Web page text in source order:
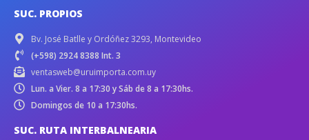
SUC. PROPIOS
Bv. José Batlle y Ordóñez 3293, Montevideo
(+598) 2924 8388 Int. 3
ventasweb@uruimporta.com.uy
Lun. a Vier. 8 a 17:30 y Sáb de 8 a 17:30hs.
Domingos de 10 a 17:30hs.
SUC. RUTA INTERBALNEARIA